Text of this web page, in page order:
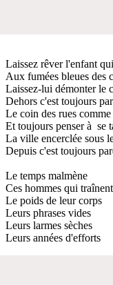
Laissez rêver l'enfant
Aux fumées bleues des
Laissez-lui démonter le
Dehors c'est toujours
Le coin des rues
Et toujours penser à se
La ville encerclée sous
Depuis c'est toujours
Le temps malmène
Ces hommes qui traînent
Le poids de leur corps
Leurs phrases vides
Leurs larmes sèches
Leurs années d'efforts